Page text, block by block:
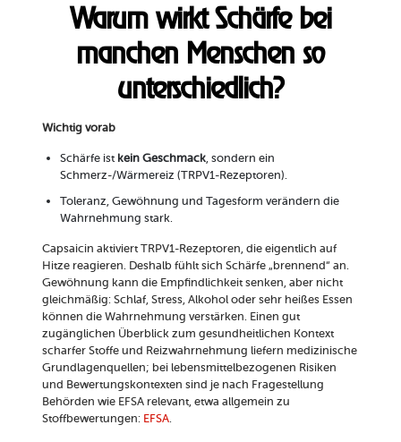
Warum wirkt Schärfe bei
manchen Menschen so
unterschiedlich?
Wichtig vorab
Schärfe ist kein Geschmack, sondern ein
Schmerz-/Wärmereiz (TRPV1-Rezeptoren).
Toleranz, Gewöhnung und Tagesform verändern die
Wahrnehmung stark.
Capsaicin aktiviert TRPV1-Rezeptoren, die eigentlich auf
Hitze reagieren. Deshalb fühlt sich Schärfe „brennend“ an.
Gewöhnung kann die Empfindlichkeit senken, aber nicht
gleichmäßig: Schlaf, Stress, Alkohol oder sehr heißes Essen
können die Wahrnehmung verstärken. Einen gut
zugänglichen Überblick zum gesundheitlichen Kontext
scharfer Stoffe und Reizwahrnehmung liefern medizinische
Grundlagenquellen; bei lebensmittelbezogenen Risiken
und Bewertungskontexten sind je nach Fragestellung
Behörden wie EFSA relevant, etwa allgemein zu
Stoffbewertungen: EFSA.